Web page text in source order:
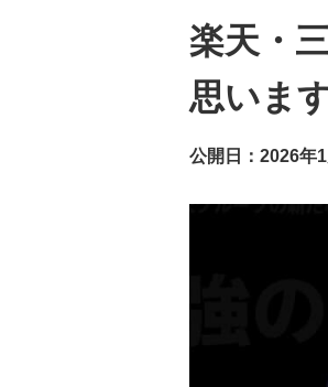
ュ
ー
ス
楽天・
思いま
公開日：2026年1